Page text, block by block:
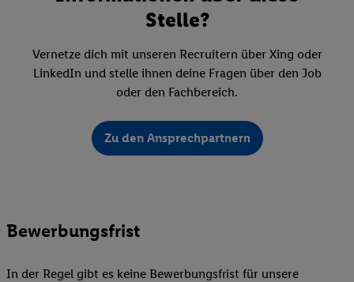
Stelle?
Vernetze dich mit unseren Recruitern über Xing oder
LinkedIn und stelle ihnen deine Fragen über den Job
oder den Fachbereich.
Zu den Ansprechpartnern
Bewerbungsfrist
In der Regel gibt es keine Bewerbungsfrist für unsere